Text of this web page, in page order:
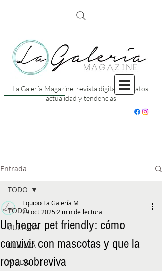
La Galería Magazine, revista digital con datos,
actualidad y tendencias
Entrada
TODO
CULTURA
BELLEZA
MODA
TODO
Un hogar pet friendly: cómo
convivir con mascotas y que la
ropa sobreviva
Equipo La Galería M
29 oct 2025 2 min de lectura